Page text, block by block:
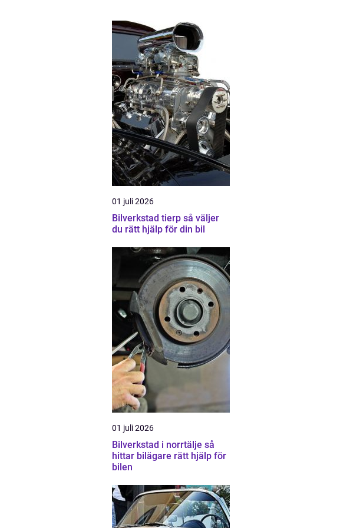
01 juli 2026
Bilverkstad tierp så väljer
du rätt hjälp för din bil
01 juli 2026
Bilverkstad i norrtälje så
hittar bilägare rätt hjälp för
bilen